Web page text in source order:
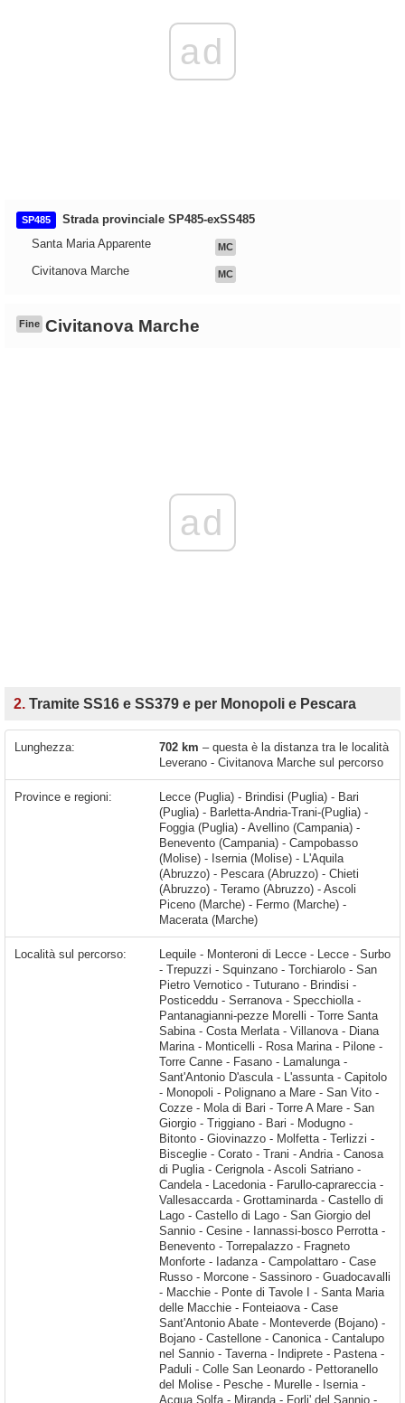
ad
SP485
Strada provinciale SP485-exSS485
Santa Maria Apparente
MC
Civitanova Marche MC
Fine Civitanova Marche
ad
2. Tramite SS16 e SS379 e per Monopoli e Pescara
Lunghezza: 702 km – questa è la distanza tra le località
Leverano - Civitanova Marche sul percorso
Province e regioni:
Lecce (Puglia) - Brindisi (Puglia) - Bari
(Puglia) - Barletta-Andria-Trani-(Puglia) -
Foggia (Puglia) - Avellino (Campania) -
Benevento (Campania) - Campobasso
(Molise) - Isernia (Molise) - L'Aquila
(Abruzzo) - Pescara (Abruzzo) - Chieti
(Abruzzo) - Teramo (Abruzzo) - Ascoli
Piceno (Marche) - Fermo (Marche) -
Macerata (Marche)
Località sul percorso: Lequile - Monteroni di Lecce - Lecce - Surbo - Trepuzzi - Squinzano - Torchiarolo - San Pietro Vernotico - Tuturano - Brindisi - Posticeddu - Serranova - Specchiolla - Pantanagianni-pezze Morelli - Torre Santa Sabina - Costa Merlata - Villanova - Diana Marina - Monticelli - Rosa Marina - Pilone - Torre Canne - Fasano - Lamalunga - Sant'Antonio D'ascula - L'assunta - Capitolo - Monopoli - Polignano a Mare - San Vito - Cozze - Mola di Bari - Torre A Mare - San Giorgio - Triggiano - Bari - Modugno